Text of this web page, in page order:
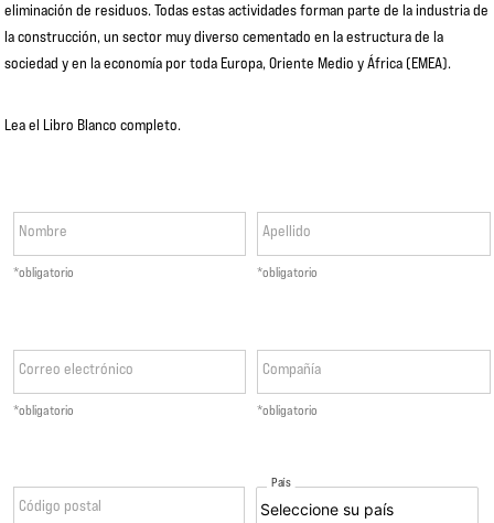
eliminación de residuos. Todas estas actividades forman parte de la industria de
la construcción, un sector muy diverso cementado en la estructura de la
sociedad y en la economía por toda Europa, Oriente Medio y África (EMEA).
Lea el Libro Blanco completo.
Nombre
*obligatorio
Apellido
*obligatorio
Correo electrónico
*obligatorio
Compañía
*obligatorio
Código postal
País